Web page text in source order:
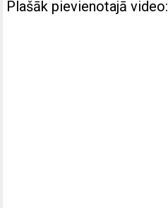
Plašāk pievienotajā video: